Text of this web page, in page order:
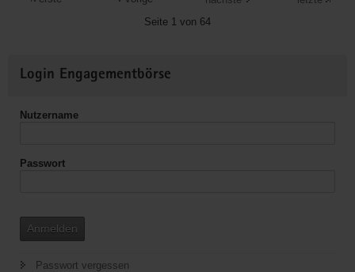
Seite 1 von 64
Informationen
Login Engagementbörse
Nutzername
Passwort
Anmelden
Passwort vergessen